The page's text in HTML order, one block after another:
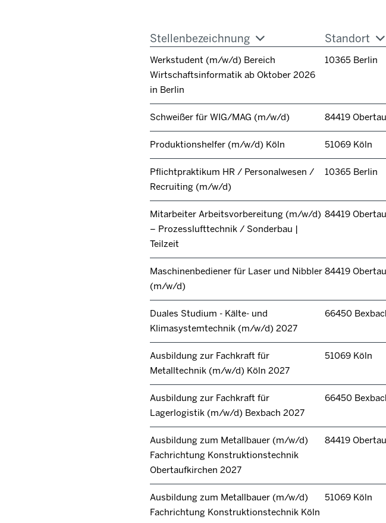
Stellenbezeichnung Standort
Werkstudent (m/w/d) Bereich
Wirtschaftsinformatik ab Oktober 2026
in Berlin
10365 Berlin
Schweißer für WIG/MAG (m/w/d) 84419
Produktionshelfer (m/w/d) Köln 51069 Köln
Pflichtpraktikum HR / Personalwesen /
Recruiting (m/w/d)
10365 Berlin
Mitarbeiter Arbeitsvorbereitung (m/w/d)
– Prozesslufttechnik / Sonderbau |
Teilzeit
84419
Maschinenbediener für Laser und Nibbler
(m/w/d)
84419
Duales Studium - Kälte- und
Klimasystemtechnik (m/w/d) 2027
66450
Ausbildung zur Fachkraft für
Metalltechnik (m/w/d) Köln 2027
51069 Köln
Ausbildung zur Fachkraft für
Lagerlogistik (m/w/d) Bexbach 2027
66450
Ausbildung zum Metallbauer (m/w/d)
Fachrichtung Konstruktionstechnik
Obertaufkirchen 2027
84419
Ausbildung zum Metallbauer (m/w/d)
Fachrichtung Konstruktionstechnik Köln
51069 Köln